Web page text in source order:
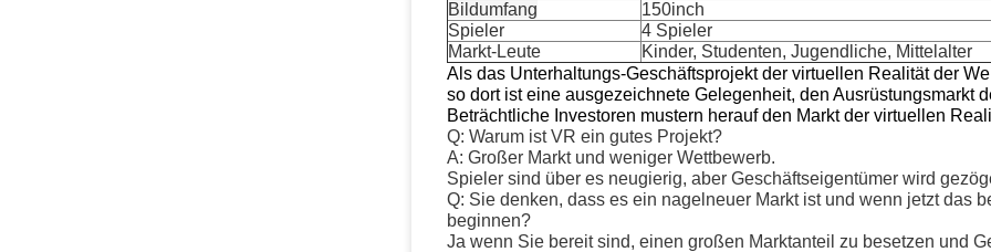
Bildumfang
150inch
Spieler
4 Spieler
Markt-Leute
Kinder, Studenten, Jugendliche, Mittelalter
Als das Unterhaltungs-Geschäftsprojekt der virtuellen Realität der
so dort ist eine ausgezeichnete Gelegenheit, den Ausrüstungsmarkt
Beträchtliche Investoren mustern herauf den Markt der virtuellen
Q: Warum ist VR ein gutes Projekt?
A: Großer Markt und weniger Wettbewerb.
Spieler sind über es neugierig, aber Geschäftseigentümer wird
Q: Sie denken, dass es ein nagelneuer Markt ist und wenn jetzt das
beginnen?
Ja wenn Sie bereit sind, einen großen Marktanteil zu besetzen und